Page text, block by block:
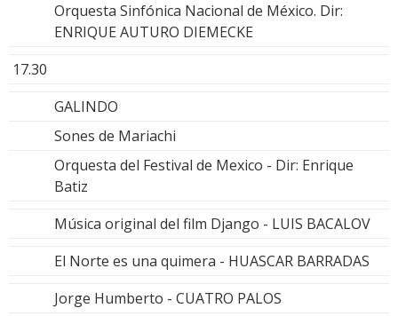
Orquesta Sinfónica Nacional de México. Dir:
ENRIQUE AUTURO DIEMECKE
17.30
GALINDO
Sones de Mariachi
Orquesta del Festival de Mexico - Dir: Enrique
Batiz
Música original del film Django - LUIS BACALOV
El Norte es una quimera - HUASCAR BARRADAS
Jorge Humberto - CUATRO PALOS